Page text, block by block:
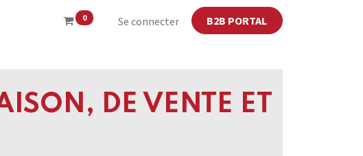
0 Se connecter B2B PORTAL
DE VENTE ET